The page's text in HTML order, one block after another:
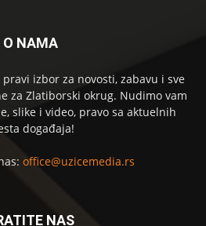
O NAMA
izbor za novosti, zabavu i sve
za Zlatiborski okrug. Nudimo vam
slike i video, pravo sa aktuelnih
događaja!
office@uzicemedia.rs
NAS